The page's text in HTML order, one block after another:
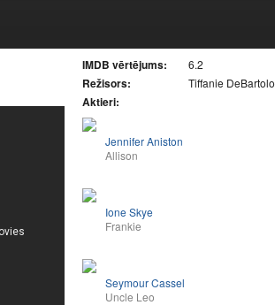
IMDB vērtējums: 6.2
Režisors: Tiffanie DeBartolo
Aktieri:
Jennifer Aniston
Allison
Ione Skye
Frankie
Seymour Cassel
Uncle Leo